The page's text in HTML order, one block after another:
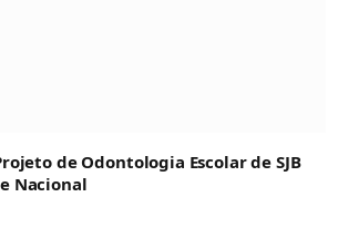
de Odontologia Escolar de SJB
Nacional